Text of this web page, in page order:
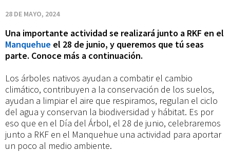
en
el
Manquehue
28 DE MAYO, 2024
Una importante actividad se realizará junto a RKF en el
Manquehue el 28 de junio, y queremos que tú seas
parte. Conoce más a continuación.
Los árboles nativos ayudan a combatir el cambio
climático, contribuyen a la conservación de los suelos,
ayudan a limpiar el aire que respiramos, regulan el ciclo
del agua y conservan la biodiversidad y hábitat. Es por
eso que en el Día del Árbol, el 28 de junio, celebraremos
junto a RKF en el Manquehue una actividad para aportar
un poco al medio ambiente.